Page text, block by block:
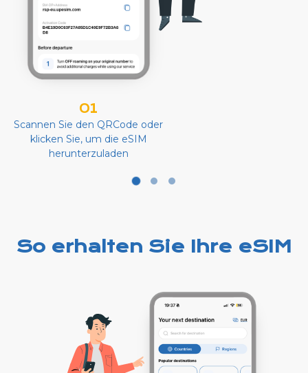
01
Scannen Sie den QRCode oder
klicken Sie, um die eSIM
herunterzuladen
So erhalten Sie Ihre eSIM